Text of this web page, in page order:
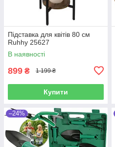
Підставка для квітів 80 см
Ruhhy 25627
В наявності
899 ₴ 1 199 ₴
Купити
–24%